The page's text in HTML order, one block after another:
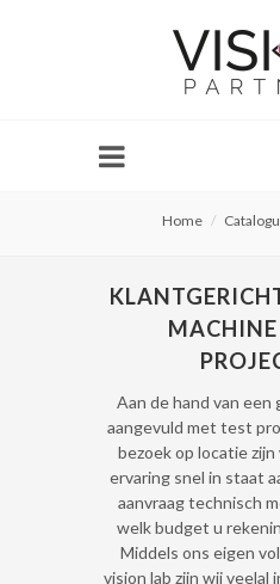
Home
Aan de hand van een
aangevuld met test
bezoek op locatie
ervaring snel in staat
aanvraag technisch
welk budget u
Middels ons eigen
vision lab zijn wij veelal